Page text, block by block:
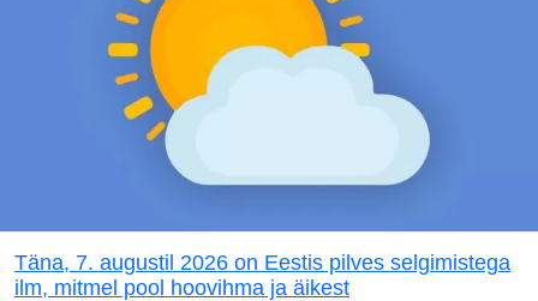
Täna, 7. augustil 2026 on Eestis pilves selgimistega
ilm, mitmel pool hoovihma ja äikest